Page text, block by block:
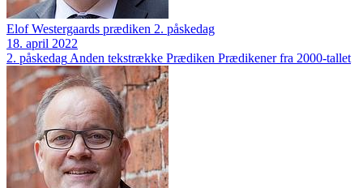
Elof Westergaards prædiken 2. påskedag
18. april 2022
2. påskedag Anden tekstrække Prædiken Prædikener fra 2000-tallet